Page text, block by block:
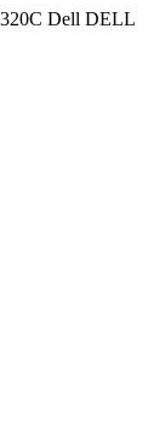
Dell DELL